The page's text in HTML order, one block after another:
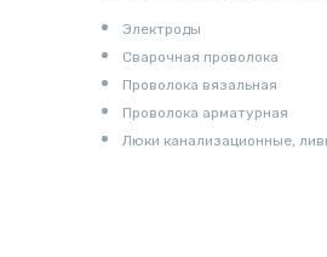
Электроды
Сварочная проволока
Проволока вязальная
Проволока арматурная
Люки канализационные,